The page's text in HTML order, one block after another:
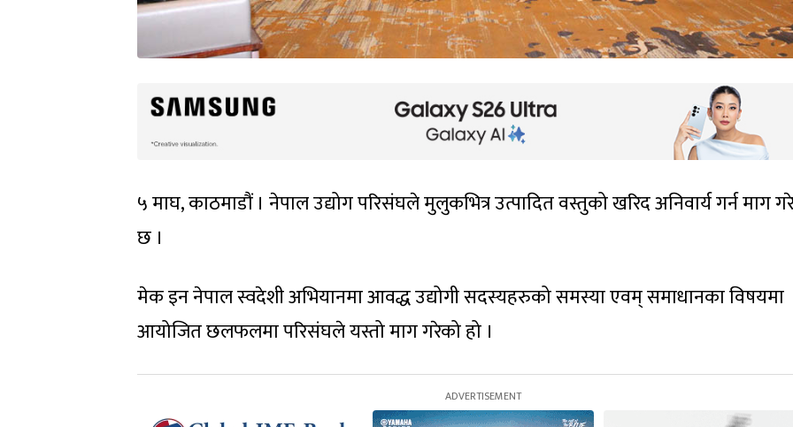
५ माघ, काठमाडौं । नेपाल उद्योग परिसंघले मुलुकभित्र उत्पादित वस्तुको खरिद अनिवार्य गर्न माग
छ ।
मेक इन नेपाल स्वदेशी अभियानमा आवद्ध उद्योगी सदस्यहरुको समस्या एवम् समाधानका विषयमा
आयोजित छलफलमा परिसंघले यस्तो माग गरेको हो ।